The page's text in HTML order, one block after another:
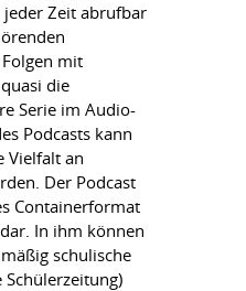
jeder Zeit abrufbar
mit
die
Serie im Audio-
Podcasts kann
Vielfalt an
Der Podcast
Containerformat
In ihm können
schulische
Schülerzeitung)